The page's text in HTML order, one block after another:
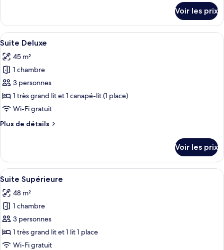
le
type
de
Suite
Confort
Voir les prix
Afficher
toutes
les
photos
pour
ce
type
chambre :
Une chambre à coucher moderne
7
Suite Deluxe
45 m²
1 chambre
3 personnes
1 très grand lit et 1 canapé-lit (1 place)
Wi-Fi gratuit
Plus de détails
Plus
le
type
de
Suite
Deluxe
Voir les prix
Afficher
toutes
les
photos
pour
ce
type
Une chambre à coucher avec un
7
Suite Supérieure
48 m²
1 chambre
3 personnes
1 très grand lit et 1 lit 1 place
Wi-Fi gratuit